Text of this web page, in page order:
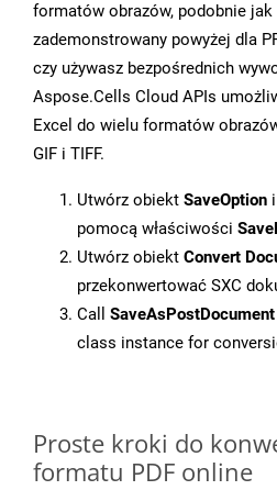
formatów obrazów, podobnie jak
zademonstrowany powyżej dla
czy używasz bezpośrednich
Aspose.Cells Cloud APIs
Excel do wielu formatów
GIF i TIFF.
Utwórz obiekt SaveOption
pomocą właściwości
Utwórz obiekt Convert
przekonwertować SXC
Call SaveAsPostDocument
class instance for
Proste kroki do
formatu PDF online